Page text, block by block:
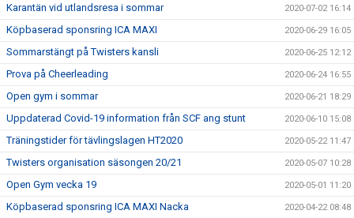
Karantän vid utlandsresa i sommar 2020-07-02 16:14
Köpbaserad sponsring ICA MAXI 2020-06-29 16:05
Sommarstängt på Twisters kansli 2020-06-25 12:12
Prova på Cheerleading 2020-06-24 16:55
Open gym i sommar 2020-06-21 18:29
Uppdaterad Covid-19 information från SCF ang stunt 2020-06-10 15:08
Träningstider för tävlingslagen HT2020 2020-05-22 11:47
Twisters organisation säsongen 20/21 2020-05-07 10:28
Open Gym vecka 19 2020-05-01 11:20
Köpbaserad sponsring ICA MAXI Nacka 2020-04-22 08:48